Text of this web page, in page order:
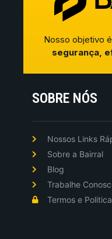
Nosso objetivo é
segurança,
SOBRE NÓS
Nossos Links
Sobre a Bairral
Blog
Trabalhe
Termos e